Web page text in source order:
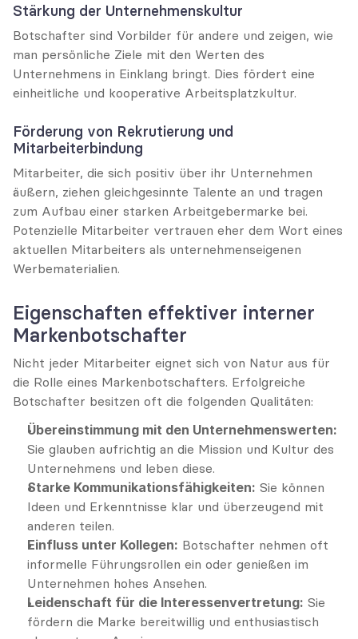
Stärkung der Unternehmenskultur
Botschafter sind Vorbilder für andere und zeigen, wie
man persönliche Ziele mit den Werten des
Unternehmens in Einklang bringt. Dies fördert eine
einheitliche und kooperative Arbeitsplatzkultur.
Förderung von Rekrutierung und
Mitarbeiterbindung
Mitarbeiter, die sich positiv über ihr Unternehmen
äußern, ziehen gleichgesinnte Talente an und tragen
zum Aufbau einer starken Arbeitgebermarke bei.
Potenzielle Mitarbeiter vertrauen eher dem Wort eines
aktuellen Mitarbeiters als unternehmenseigenen
Werbematerialien.
Eigenschaften effektiver interner
Markenbotschafter
Nicht jeder Mitarbeiter eignet sich von Natur aus für
die Rolle eines Markenbotschafters. Erfolgreiche
Botschafter besitzen oft die folgenden Qualitäten:
Übereinstimmung mit den Unternehmenswerten:
Sie glauben aufrichtig an die Mission und Kultur des
Unternehmens und leben diese.
Starke Kommunikationsfähigkeiten: Sie können
Ideen und Erkenntnisse klar und überzeugend mit
anderen teilen.
Einfluss unter Kollegen: Botschafter nehmen oft
informelle Führungsrollen ein oder genießen im
Unternehmen hohes Ansehen.
Leidenschaft für die Interessenvertretung: Sie
fördern die Marke bereitwillig und enthusiastisch